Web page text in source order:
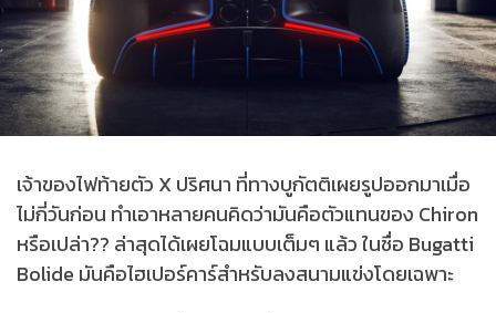
เจ้าของไฟท้ายตัว X ปริศนา ที่ทางบูกัตติเผยรูปออกมาเมื่อ
ไม่กี่วันก่อน ทำเอาหลายคนคิดว่ามันคือตัวแทนของ Chiron
หรือเปล่า?? ล่าสุดได้เผยโฉมแบบเต็มๆ แล้ว ในชื่อ Bugatti
Bolide มันคือไฮเปอร์คาร์สำหรับลงสนามแข่งโดยเฉพาะ